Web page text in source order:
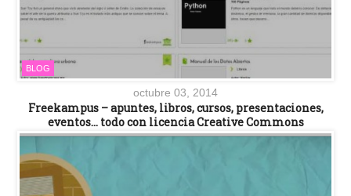
BLOG
octubre 03, 2014
Freekampus – apuntes, libros, cursos, presentaciones,
eventos… todo con licencia Creative Commons